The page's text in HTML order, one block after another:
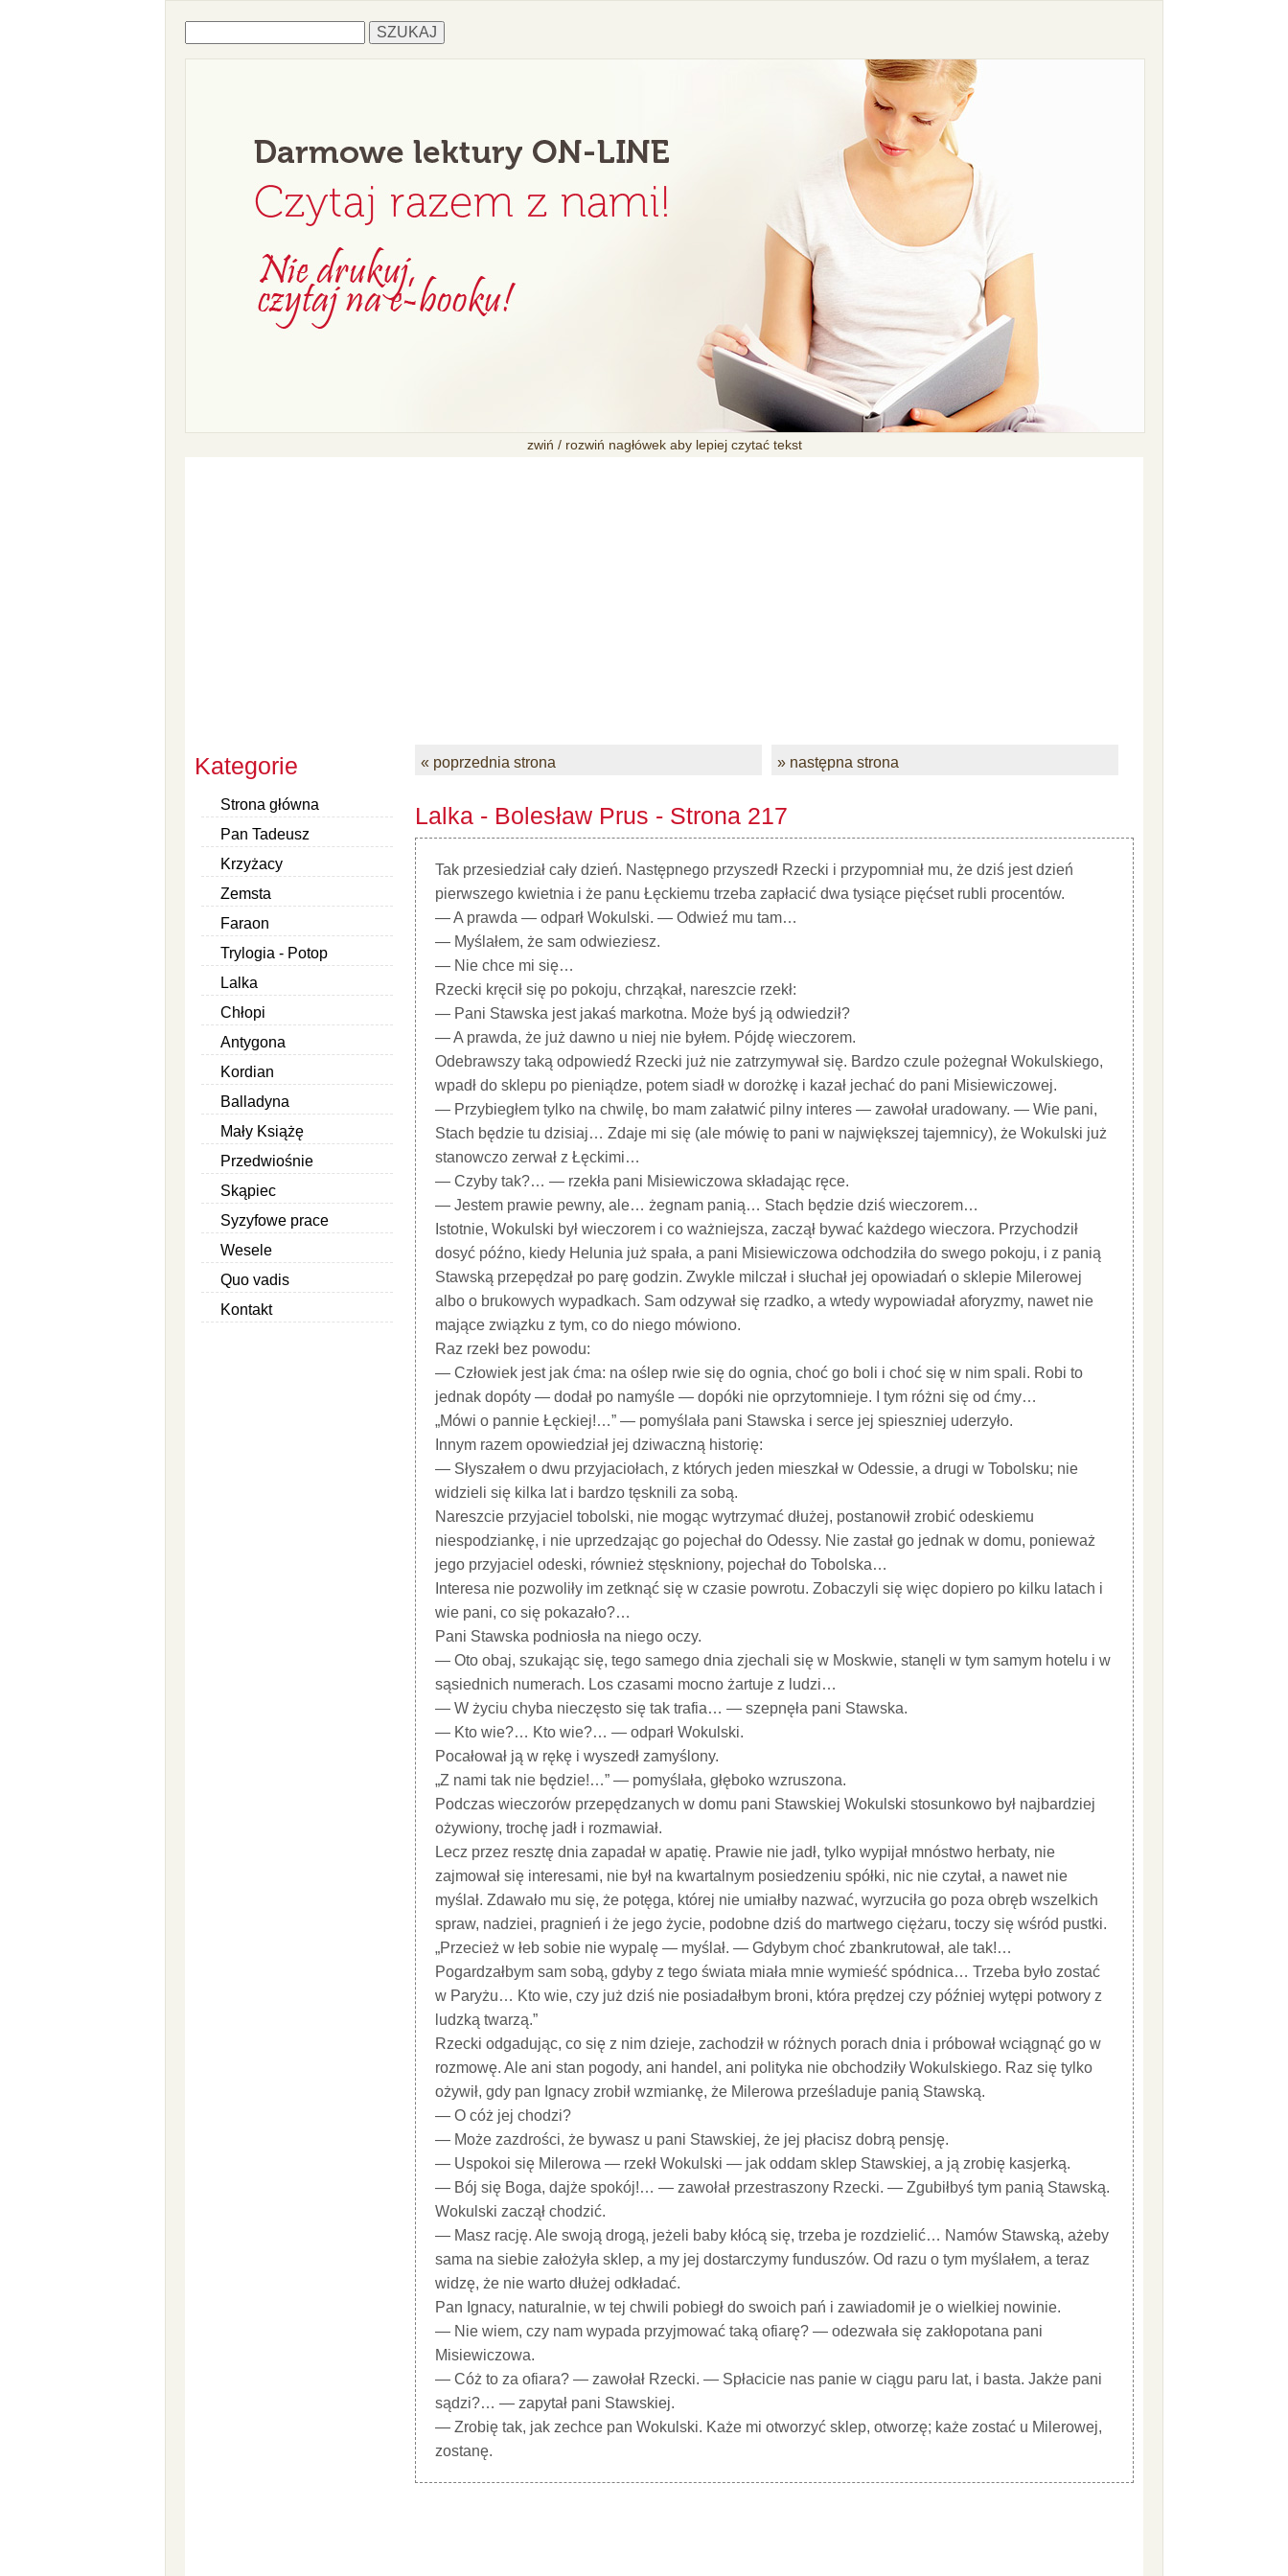
zwiń / rozwiń nagłówek aby lepiej czytać tekst
Kategorie
Strona główna
Pan Tadeusz
Krzyżacy
Zemsta
Faraon
Trylogia - Potop
Lalka
Chłopi
Antygona
Kordian
Balladyna
Mały Książę
Przedwiośnie
Skąpiec
Syzyfowe prace
Wesele
Quo vadis
Kontakt
« poprzednia strona » następna strona
Lalka - Bolesław Prus - Strona 217
Tak przesiedział cały dzień. Następnego przyszedł Rzecki i przypomniał mu, że dziś jest dzień
pierwszego kwietnia i że panu Łęckiemu trzeba zapłacić dwa tysiące pięćset rubli procentów.
— A prawda — odparł Wokulski. — Odwieź mu tam…
— Myślałem, że sam odwieziesz.
— Nie chce mi się…
Rzecki kręcił się po pokoju, chrząkał, nareszcie rzekł:
— Pani Stawska jest jakaś markotna. Może byś ją odwiedził?
— A prawda, że już dawno u niej nie byłem. Pójdę wieczorem.
Odebrawszy taką odpowiedź Rzecki już nie zatrzymywał się. Bardzo czule pożegnał Wokulskiego,
wpadł do sklepu po pieniądze, potem siadł w dorożkę i kazał jechać do pani Misiewiczowej.
— Przybiegłem tylko na chwilę, bo mam załatwić pilny interes — zawołał uradowany. — Wie pani,
Stach będzie tu dzisiaj… Zdaje mi się (ale mówię to pani w największej tajemnicy), że Wokulski już
stanowczo zerwał z Łęckimi…
— Czyby tak?… — rzekła pani Misiewiczowa składając ręce.
— Jestem prawie pewny, ale… żegnam panią… Stach będzie dziś wieczorem…
Istotnie, Wokulski był wieczorem i co ważniejsza, zaczął bywać każdego wieczora. Przychodził
dosyć późno, kiedy Helunia już spała, a pani Misiewiczowa odchodziła do swego pokoju, i z panią
Stawską przepędzał po parę godzin. Zwykle milczał i słuchał jej opowiadań o sklepie Milerowej
albo o brukowych wypadkach. Sam odzywał się rzadko, a wtedy wypowiadał aforyzmy, nawet nie
mające związku z tym, co do niego mówiono.
Raz rzekł bez powodu:
— Człowiek jest jak ćma: na oślep rwie się do ognia, choć go boli i choć się w nim spali. Robi to
jednak dopóty — dodał po namyśle — dopóki nie oprzytomnieje. I tym różni się od ćmy…
„Mówi o pannie Łęckiej!…” — pomyślała pani Stawska i serce jej spieszniej uderzyło.
Innym razem opowiedział jej dziwaczną historię:
— Słyszałem o dwu przyjaciołach, z których jeden mieszkał w Odessie, a drugi w Tobolsku; nie
widzieli się kilka lat i bardzo tęsknili za sobą.
Nareszcie przyjaciel tobolski, nie mogąc wytrzymać dłużej, postanowił zrobić odeskiemu
niespodziankę, i nie uprzedzając go pojechał do Odessy. Nie zastał go jednak w domu, ponieważ
jego przyjaciel odeski, również stęskniony, pojechał do Tobolska…
Interesa nie pozwoliły im zetknąć się w czasie powrotu. Zobaczyli się więc dopiero po kilku latach i
wie pani, co się pokazało?…
Pani Stawska podniosła na niego oczy.
— Oto obaj, szukając się, tego samego dnia zjechali się w Moskwie, stanęli w tym samym hotelu i w
sąsiednich numerach. Los czasami mocno żartuje z ludzi…
— W życiu chyba nieczęsto się tak trafia… — szepnęła pani Stawska.
— Kto wie?… Kto wie?… — odparł Wokulski.
Pocałował ją w rękę i wyszedł zamyślony.
„Z nami tak nie będzie!…” — pomyślała, głęboko wzruszona.
Podczas wieczorów przepędzanych w domu pani Stawskiej Wokulski stosunkowo był najbardziej
ożywiony, trochę jadł i rozmawiał.
Lecz przez resztę dnia zapadał w apatię. Prawie nie jadł, tylko wypijał mnóstwo herbaty, nie
zajmował się interesami, nie był na kwartalnym posiedzeniu spółki, nic nie czytał, a nawet nie
myślał. Zdawało mu się, że potęga, której nie umiałby nazwać, wyrzuciła go poza obręb wszelkich
spraw, nadziei, pragnień i że jego życie, podobne dziś do martwego ciężaru, toczy się wśród pustki.
„Przecież w łeb sobie nie wypalę — myślał. — Gdybym choć zbankrutował, ale tak!…
Pogardzałbym sam sobą, gdyby z tego świata miała mnie wymieść spódnica… Trzeba było zostać
w Paryżu… Kto wie, czy już dziś nie posiadałbym broni, która prędzej czy później wytępi potwory z
ludzką twarzą.”
Rzecki odgadując, co się z nim dzieje, zachodził w różnych porach dnia i próbował wciągnąć go w
rozmowę. Ale ani stan pogody, ani handel, ani polityka nie obchodziły Wokulskiego. Raz się tylko
ożywił, gdy pan Ignacy zrobił wzmiankę, że Milerowa prześladuje panią Stawską.
— O cóż jej chodzi?
— Może zazdrości, że bywasz u pani Stawskiej, że jej płacisz dobrą pensję.
— Uspokoi się Milerowa — rzekł Wokulski — jak oddam sklep Stawskiej, a ją zrobię kasjerką.
— Bój się Boga, dajże spokój!… — zawołał przestraszony Rzecki. — Zgubiłbyś tym panią Stawską.
Wokulski zaczął chodzić.
— Masz rację. Ale swoją drogą, jeżeli baby kłócą się, trzeba je rozdzielić… Namów Stawską, ażeby
sama na siebie założyła sklep, a my jej dostarczymy funduszów. Od razu o tym myślałem, a teraz
widzę, że nie warto dłużej odkładać.
Pan Ignacy, naturalnie, w tej chwili pobiegł do swoich pań i zawiadomił je o wielkiej nowinie.
— Nie wiem, czy nam wypada przyjmować taką ofiarę? — odezwała się zakłopotana pani
Misiewiczowa.
— Cóż to za ofiara? — zawołał Rzecki. — Spłacicie nas panie w ciągu paru lat, i basta. Jakże pani
sądzi?… — zapytał pani Stawskiej.
— Zrobię tak, jak zechce pan Wokulski. Każe mi otworzyć sklep, otworzę; każe zostać u Milerowej,
zostanę.